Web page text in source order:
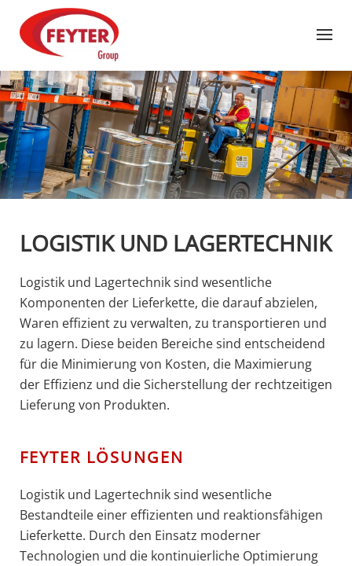
Zum Hauptinhalt springen
LOGISTIK UND LAGERTECHNIK
Logistik und Lagertechnik sind wesentliche
Komponenten der Lieferkette, die darauf abzielen,
Waren effizient zu verwalten, zu transportieren und
zu lagern. Diese beiden Bereiche sind entscheidend
für die Minimierung von Kosten, die Maximierung
der Effizienz und die Sicherstellung der rechtzeitigen
Lieferung von Produkten.
FEYTER LÖSUNGEN
Logistik und Lagertechnik sind wesentliche
Bestandteile einer effizienten und reaktionsfähigen
Lieferkette. Durch den Einsatz moderner
Technologien und die kontinuierliche Optimierung